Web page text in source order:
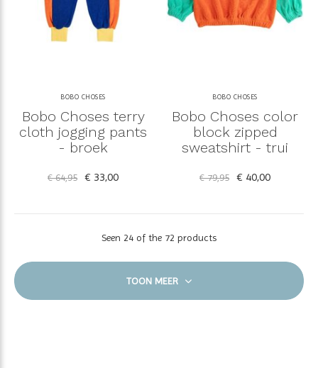
BOBO CHOSES
Bobo Choses terry
cloth jogging pants
- broek
€ 64,95 € 33,00
BOBO CHOSES
Bobo Choses color
block zipped
sweatshirt - trui
€ 79,95 € 40,00
Seen 24 of the 72 products
TOON MEER